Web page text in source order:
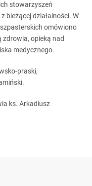
stowarzyszeń
bieżącej działalności. W
omówiono
opieką nad
medycznego.
praski,
ks. Arkadiusz